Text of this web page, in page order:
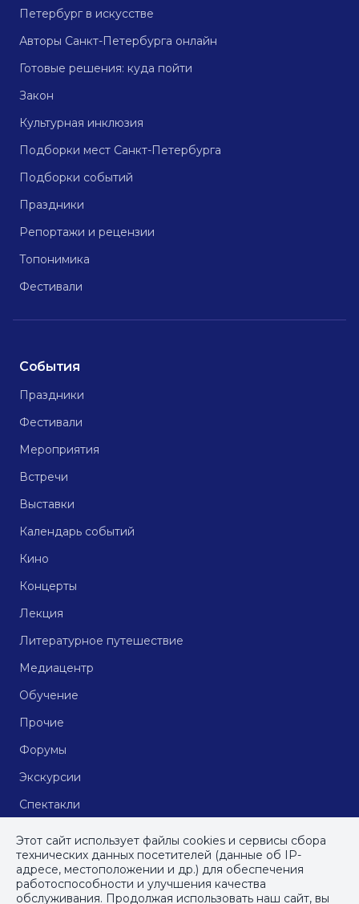
Петербург в искусстве
Авторы Санкт-Петербурга онлайн
Готовые решения: куда пойти
Закон
Культурная инклюзия
Подборки мест Санкт-Петербурга
Подборки событий
Праздники
Репортажи и рецензии
Топонимика
Фестивали
События
Праздники
Фестивали
Мероприятия
Встречи
Выставки
Календарь событий
Кино
Концерты
Лекция
Литературное путешествие
Медиацентр
Обучение
Прочие
Форумы
Экскурсии
Спектакли
© СПб ГБУДПО«Институт культурных программ», 2023
Этот сайт использует файлы cookies и сервисы сбора
технических данных посетителей (данные об IP-
адресе, местоположении и др.) для обеспечения
работоспособности и улучшения качества
обслуживания. Продолжая использовать наш сайт, вы